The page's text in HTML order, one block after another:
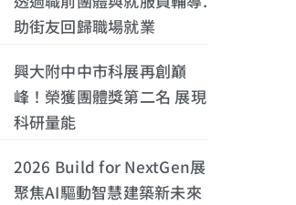
助街友回歸職場就業
興大附中中市科展再創巔
峰！榮獲團體獎第二名 展現
科研量能
2026 Build for NextGen展
聚焦AI驅動智慧建築新未來